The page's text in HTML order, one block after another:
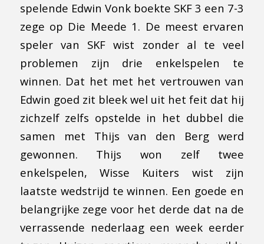
spelende Edwin Vonk boekte SKF 3 een 7-3
zege op Die Meede 1. De meest ervaren
speler van SKF wist zonder al te veel
problemen zijn drie enkelspelen te
winnen. Dat het met het vertrouwen van
Edwin goed zit bleek wel uit het feit dat hij
zichzelf zelfs opstelde in het dubbel die
samen met Thijs van den Berg werd
gewonnen. Thijs won zelf twee
enkelspelen, Wisse Kuiters wist zijn
laatste wedstrijd te winnen. Een goede en
belangrijke zege voor het derde dat na de
verrassende nederlaag een week eerder